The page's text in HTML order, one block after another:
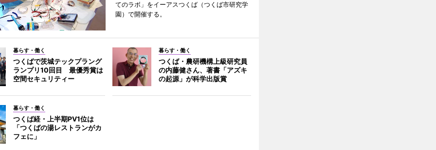
てのラボ」をイーアスつくば（つくば市研究学
園）で開催する。
暮らす・働く
つくばで茨城テックプラング
ランプリ10回目 最優秀賞は
空間セキュリティー
暮らす・働く
つくば・農研機構上級研究員
の内藤健さん、著書「アズキ
の起源」が科学出版賞
暮らす・働く
つくば経・上半期PV1位は
「つくばの湯レストランがカ
フェに」